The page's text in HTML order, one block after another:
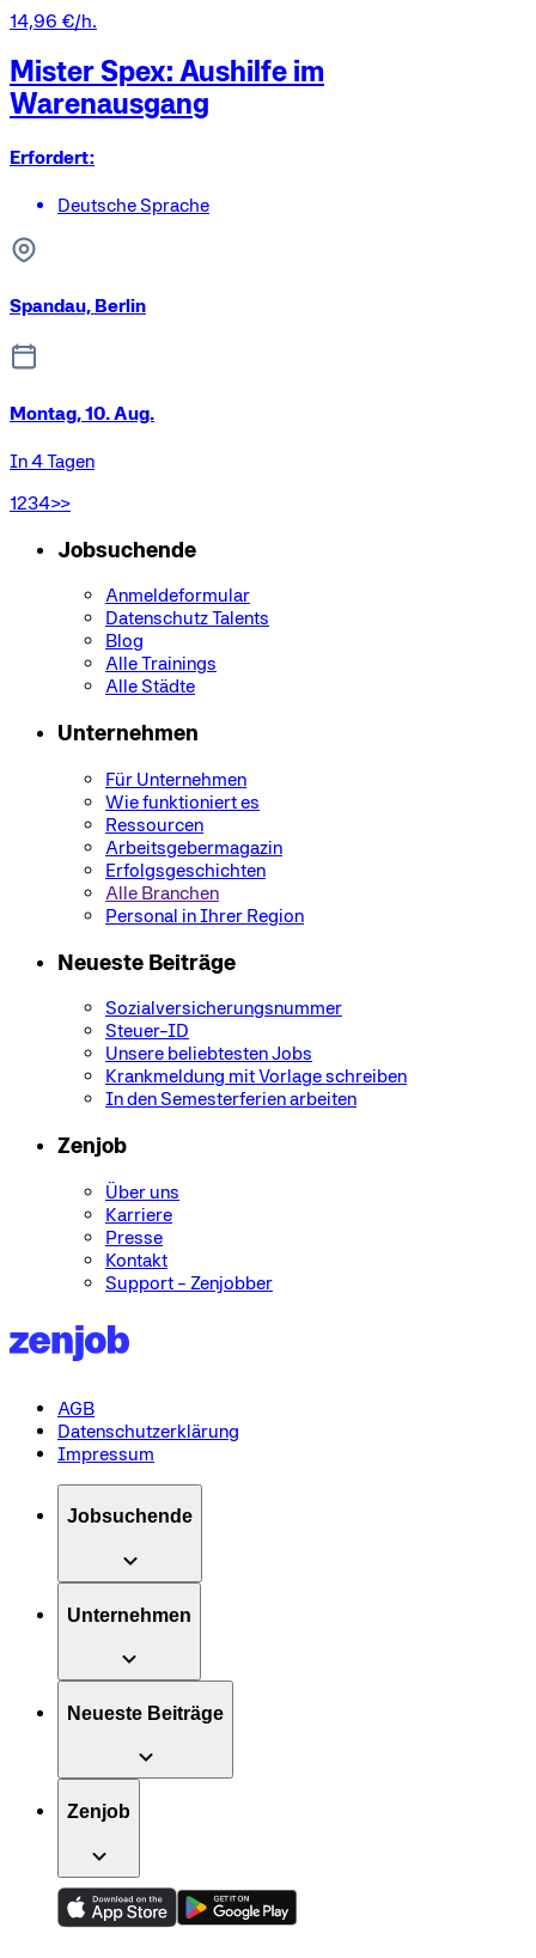
14,96 €/h.
Mister Spex: Aushilfe im
Warenausgang
Erfordert:
Deutsche Sprache
Spandau, Berlin
Montag, 10. Aug.
In 4 Tagen
1234>>
Jobsuchende
Anmeldeformular
Datenschutz Talents
Blog
Alle Trainings
Alle Städte
Unternehmen
Für Unternehmen
Wie funktioniert es
Ressourcen
Arbeitsgebermagazin
Erfolgsgeschichten
Alle Branchen
Personal in Ihrer Region
Neueste Beiträge
Sozialversicherungsnummer
Steuer-ID
Unsere beliebtesten Jobs
Krankmeldung mit Vorlage schreiben
In den Semesterferien arbeiten
Zenjob
Über uns
Karriere
Presse
Kontakt
Support - Zenjobber
AGB
Datenschutzerklärung
Impressum
Jobsuchende
Unternehmen
Neueste Beiträge
Zenjob